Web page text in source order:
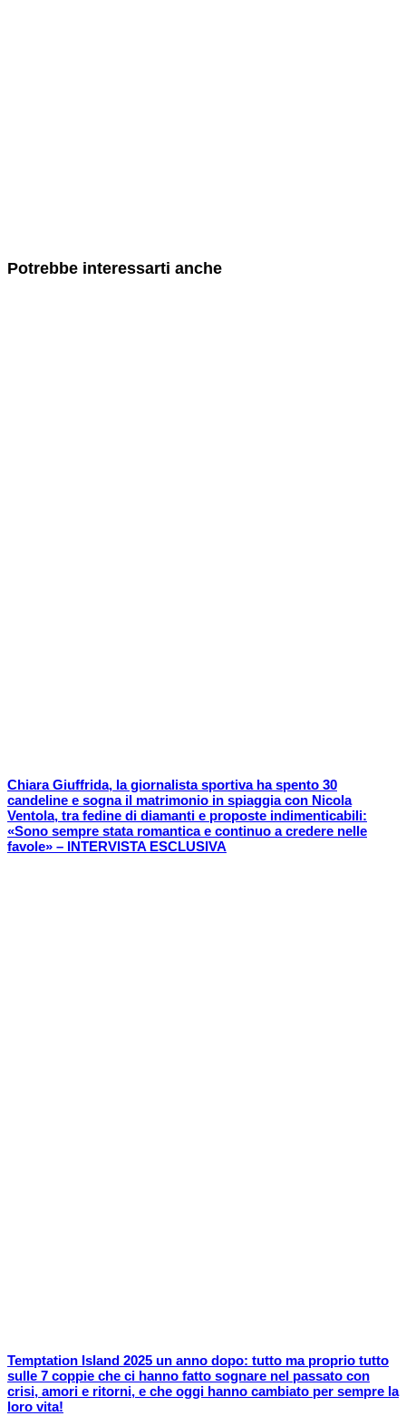
Potrebbe interessarti anche
Chiara Giuffrida, la giornalista sportiva ha spento 30
candeline e sogna il matrimonio in spiaggia con Nicola
Ventola, tra fedine di diamanti e proposte indimenticabili:
«Sono sempre stata romantica e continuo a credere nelle
favole» – INTERVISTA ESCLUSIVA
Temptation Island 2025 un anno dopo: tutto ma proprio tutto
sulle 7 coppie che ci hanno fatto sognare nel passato con
crisi, amori e ritorni, e che oggi hanno cambiato per sempre la
loro vita!